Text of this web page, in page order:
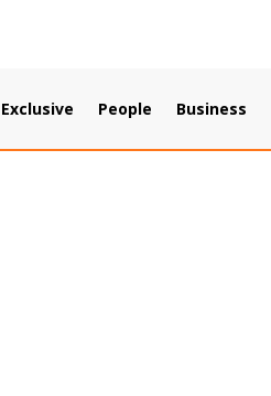
Exclusive People Business